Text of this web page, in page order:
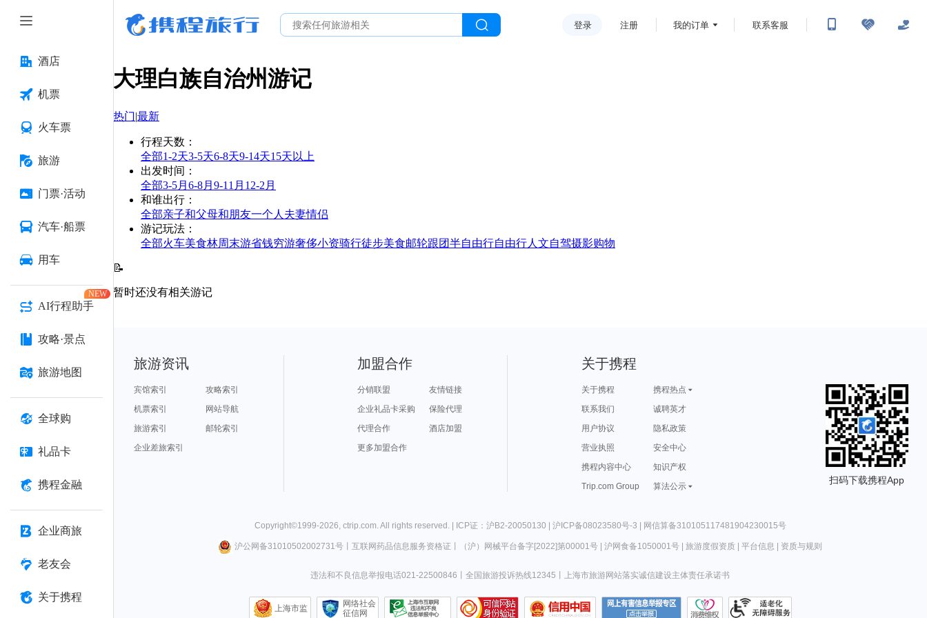
酒店
机票
火车票
旅游
门票·活动
汽车·船票
用车
AI行程助手
NEW
攻略·景点
旅游地图
全球购
礼品卡
携程金融
企业商旅
老友会
关于携程
登录 注册 我的订单 联系客服
大理白族自治州游记
热门|最新
行程天数 ：
全部1-2天3-5天6-8天9-14天15天以上
出发时间 ：
全部3-5月 6-8月 9-11月 12-2月
和谁出行 ：
全部亲子和父母和朋友一个人 夫妻情侣
游记玩法 ：
全部火车美食林周末游省钱穷游奢侈小资骑行徒步美食邮轮跟团半自由行自由行人文自驾摄影购物
📝
暂时还没有相关游记
旅游资讯
宾馆索引
攻略索引
机票索引
网站导航
旅游索引
邮轮索引
企业差旅索引
加盟合作
分销联盟
友情链接
企业礼品卡采购
保险代理
代理合作
酒店加盟
更多加盟合作
关于携程
关于携程
携程热点
联系我们
诚聘英才
用户协议
隐私政策
营业执照
安全中心
携程内容中心
知识产权
Trip.com Group
算法公示
扫码下载携程App
Copyright©1999-2026, ctrip.com. All rights reserved. | ICP证：沪B2-20050130 | 沪ICP备08023580号-3 | 网信算备310105117481904230015号
沪公网备31010502002731号丨 互联网药品信息服务资格证 （沪）网械平台备字[2022]第00001号| 沪网食备1050001号| 旅游度假资质| 平台信息 资质与规则
违法和不良信息举报电话021-22500846 全国旅游投诉热线12345 上海市旅游网站落实诚信建设主体责任承诺书
上海市监
网络社会
征信网